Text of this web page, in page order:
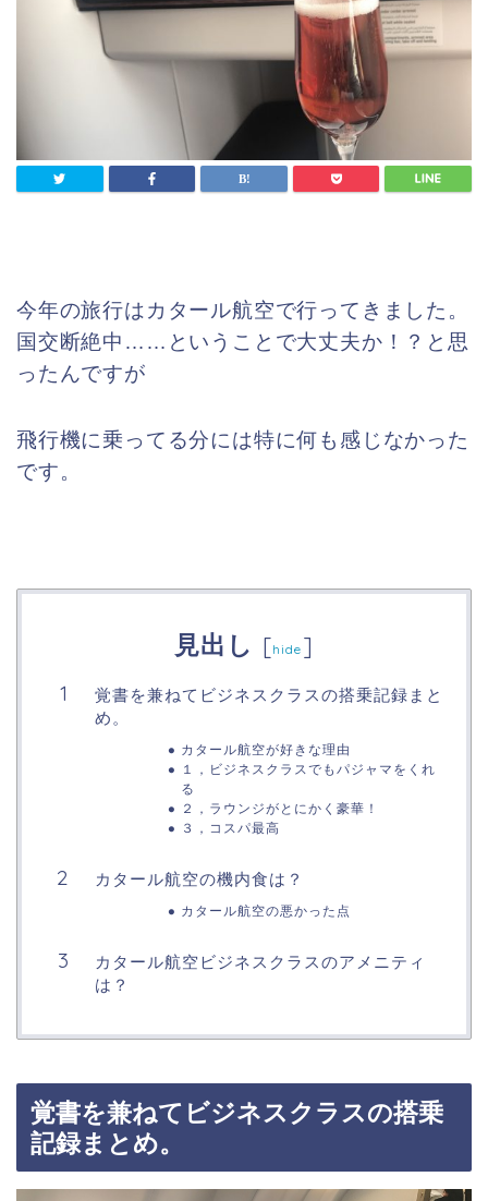
今年の旅行はカタール航空で行ってきました。
国交断絶中……ということで大丈夫か！？と思
ったんですが
飛行機に乗ってる分には特に何も感じなかった
です。
見出し [hide ]
覚書を兼ねてビジネスクラスの搭乗記録まと
め。
カタール航空が好きな理由
１，ビジネスクラスでもパジャマをくれ
る
２，ラウンジがとにかく豪華！
３，コスパ最高
カタール航空の機内食は？
カタール航空の悪かった点
カタール航空ビジネスクラスのアメニティ
は？
覚書を兼ねてビジネスクラスの搭乗
記録まとめ。